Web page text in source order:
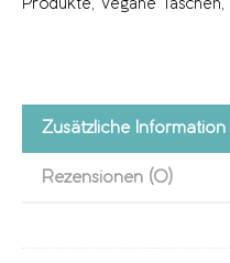
Produkte, Vegane Taschen,
Zusätzliche Information
Rezensionen (0)